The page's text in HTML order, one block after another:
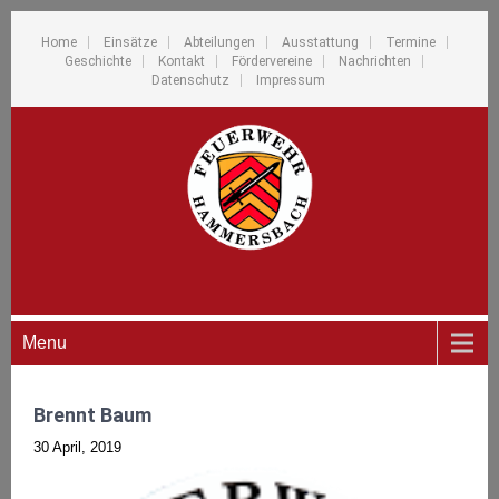
Home Einsätze Abteilungen Ausstattung
Termine
Geschichte
Kontakt Fördervereine
Nachrichten
Datenschutz
Impressum
Menu
Brennt Baum
30 April, 2019